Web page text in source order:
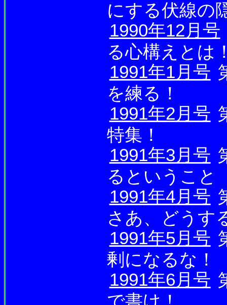
にする伏線の
1990年12月号
る心構えとは
1991年1月号
を練る！
1991年2月号
特集！
1991年3月号
るということ
1991年4月号
さあ、どうす
1991年5月号
剰になるな！
1991年6月号
で書け！